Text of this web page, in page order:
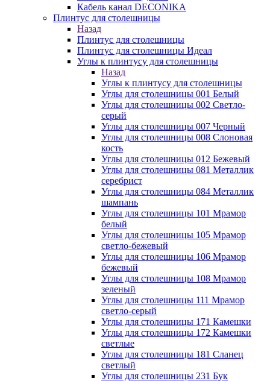
Кабель канал DECONIKA
Плинтус для столешницы
Назад
Плинтус для столешницы
Плинтус для столешницы Идеал
Углы к плинтусу для столешницы
Назад
Углы к плинтусу для столешницы
Углы для столешницы 001 Белый
Углы для столешницы 002 Светло-
серый
Углы для столешницы 007 Черный
Углы для столешницы 008 Слоновая
кость
Углы для столешницы 012 Бежевый
Углы для столешницы 081 Металлик
серебрист
Углы для столешницы 084 Металлик
шампань
Углы для столешницы 101 Мрамор
белый
Углы для столешницы 105 Мрамор
светло-бежевый
Углы для столешницы 106 Мрамор
бежевый
Углы для столешницы 108 Мрамор
зеленый
Углы для столешницы 111 Мрамор
светло-серый
Углы для столешницы 171 Камешки
Углы для столешницы 172 Камешки
светлые
Углы для столешницы 181 Сланец
светлый
Углы для столешницы 231 Бук